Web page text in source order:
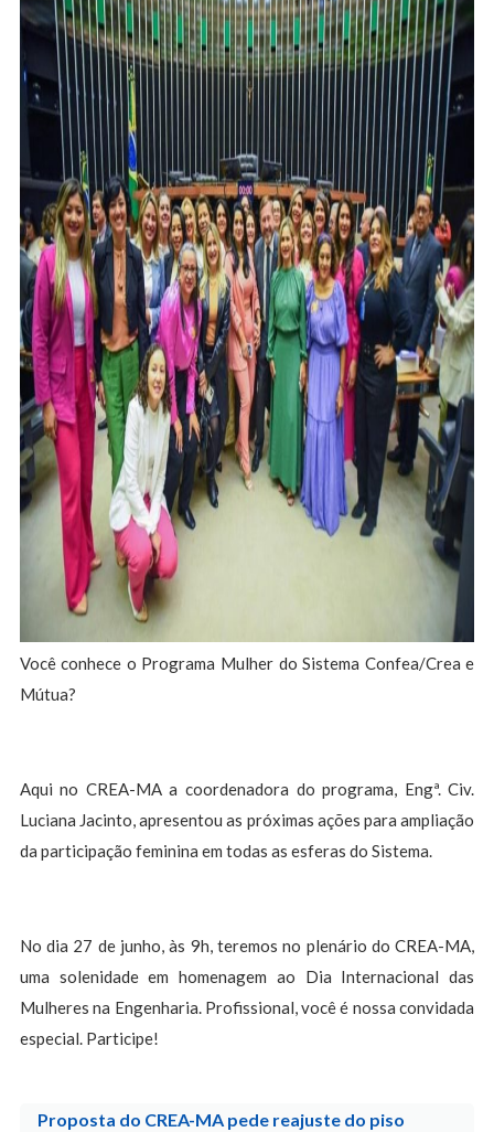
Você conhece o Programa Mulher do Sistema Confea/Crea e
Mútua?
Aqui no CREA-MA a coordenadora do programa, Engª. Civ.
Luciana Jacinto, apresentou as próximas ações para ampliação
da participação feminina em todas as esferas do Sistema.
No dia 27 de junho, às 9h, teremos no plenário do CREA-MA,
uma solenidade em homenagem ao Dia Internacional das
Mulheres na Engenharia. Profissional, você é nossa convidada
especial. Participe!
Proposta do CREA-MA pede reajuste do piso